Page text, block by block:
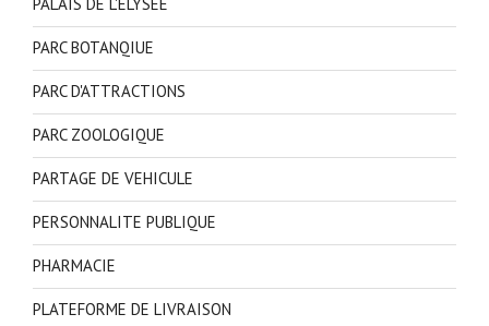
PALAIS DE L'ELYSEE
PARC BOTANQIUE
PARC D'ATTRACTIONS
PARC ZOOLOGIQUE
PARTAGE DE VEHICULE
PERSONNALITE PUBLIQUE
PHARMACIE
PLATEFORME DE LIVRAISON